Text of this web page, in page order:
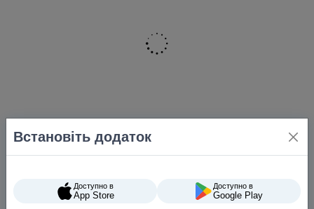
Встановіть додаток
Доступно в
App Store
Доступно в
Google Play